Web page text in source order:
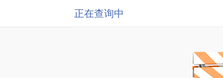
正在查询中